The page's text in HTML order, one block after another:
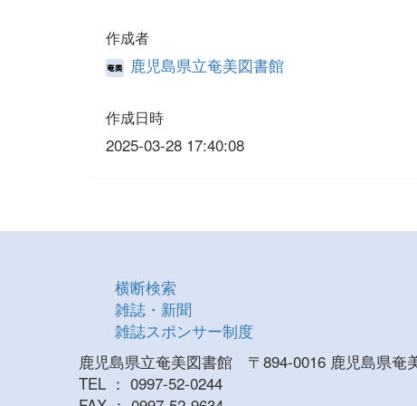
作成者
鹿児島県立奄美図書館
作成日時
2025-03-28 17:40:08
横断検索
雑誌・新聞
雑誌スポンサー制度
鹿児島県立奄美図書館 〒894-0016 鹿児島県奄
TEL ： 0997-52-0244